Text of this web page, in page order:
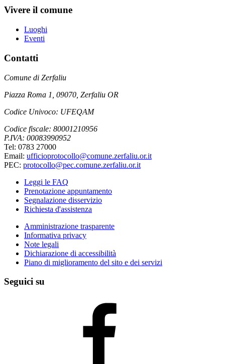
Vivere il comune
Luoghi
Eventi
Contatti
Comune di Zerfaliu
Piazza Roma 1, 09070, Zerfaliu OR
Codice Univoco: UFEQAM
Codice fiscale: 80001210956
P.IVA: 00083990952
Tel: 0783 27000
Email: ufficioprotocollo@comune.zerfaliu.or.it
PEC: protocollo@pec.comune.zerfaliu.or.it
Leggi le FAQ
Prenotazione appuntamento
Segnalazione disservizio
Richiesta d'assistenza
Amministrazione trasparente
Informativa privacy
Note legali
Dichiarazione di accessibilità
Piano di miglioramento del sito e dei servizi
Seguici su